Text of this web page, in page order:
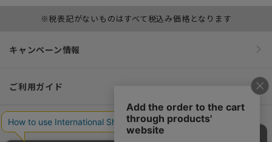
※税表記がないものはすべて税込み価格となります
キャンペーン情報
ご利用ガイド
便利なサービス